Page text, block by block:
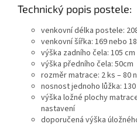
Technický popis postele:
venkovní délka postele:
venkovní šířka: 169 nebo
výška zadního čela: 105 cm
výška předního čela: 50cm
rozměr matrace: 2 ks – 80
nosnost jednoho lůžka:
výška ložné plochy
nastavení
doporučená výška